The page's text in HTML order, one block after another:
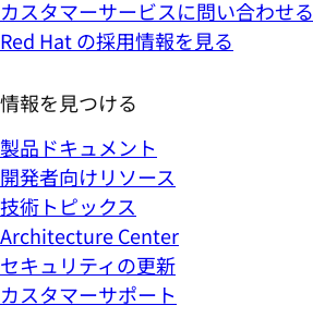
カスタマーサービスに問い合わせる
Red Hat の採用情報を見る
情報を見つける
製品ドキュメント
開発者向けリソース
技術トピックス
Architecture Center
セキュリティの更新
カスタマーサポート